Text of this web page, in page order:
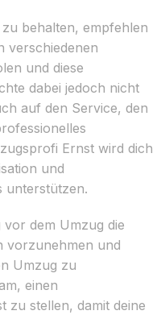
behalten, empfehlen
verschiedenen
und diese
dabei jedoch nicht
auf den Service, den
Ernst wird dich
und
unterstützen.
dem Umzug die
vorzunehmen und
Umzug zu
einen
zu stellen, damit deine